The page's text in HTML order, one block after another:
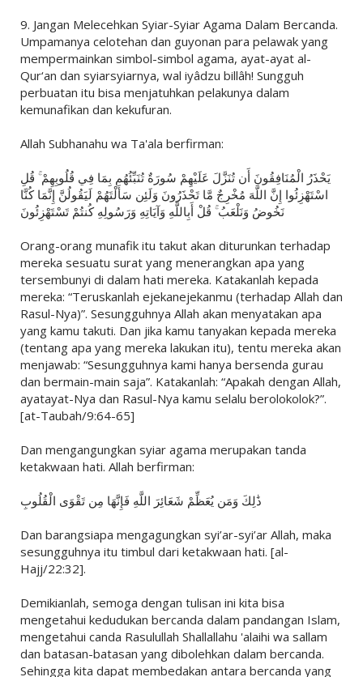
9. Jangan Melecehkan Syiar-Syiar Agama Dalam Bercanda.
Umpamanya celotehan dan guyonan para pelawak yang
mempermainkan simbol-simbol agama, ayat-ayat al-
Qur‘an dan syiarsyiarnya, wal iyâdzu billâh! Sungguh
perbuatan itu bisa menjatuhkan pelakunya dalam
kemunafikan dan kekufuran.
Allah Subhanahu wa Ta'ala berfirman:
يَحْذَرُ الْمُنَافِقُونَ أَن تُنَزَّلَ عَلَيْهِمْ سُورَةٌ تُنَبِّئُهُم بِمَا فِي قُلُوبِهِمْ ۚ قُلِ
اسْتَهْزِئُوا إِنَّ اللَّهَ مُخْرِجٌ مَّا تَحْذَرُونَ وَلَئِن سَأَلْتَهُمْ لَيَقُولُنَّ إِنَّمَا كُنَّا
نَخُوضُ وَنَلْعَبُ ۚ قُلْ أَبِاللَّهِ وَآيَاتِهِ وَرَسُولِهِ كُنتُمْ تَسْتَهْزِئُونَ
Orang-orang munafik itu takut akan diturunkan terhadap
mereka sesuatu surat yang menerangkan apa yang
tersembunyi di dalam hati mereka. Katakanlah kepada
mereka: “Teruskanlah ejekanejekanmu (terhadap Allah dan
Rasul-Nya)”. Sesungguhnya Allah akan menyatakan apa
yang kamu takuti. Dan jika kamu tanyakan kepada mereka
(tentang apa yang mereka lakukan itu), tentu mereka akan
menjawab: “Sesungguhnya kami hanya bersenda gurau
dan bermain-main saja”. Katakanlah: “Apakah dengan Allah,
ayatayat-Nya dan Rasul-Nya kamu selalu berolokolok?”.
[at-Taubah/9:64-65]
Dan mengangungkan syiar agama merupakan tanda
ketakwaan hati. Allah berfirman:
ذَٰلِكَ وَمَن يُعَظِّمْ شَعَائِرَ اللَّهِ فَإِنَّهَا مِن تَقْوَى الْقُلُوبِ
Dan barangsiapa mengagungkan syi’ar-syi’ar Allah, maka
sesungguhnya itu timbul dari ketakwaan hati. [al-
Hajj/22:32].
Demikianlah, semoga dengan tulisan ini kita bisa
mengetahui kedudukan bercanda dalam pandangan Islam,
mengetahui canda Rasulullah Shallallahu 'alaihi wa sallam
dan batasan-batasan yang dibolehkan dalam bercanda.
Sehingga kita dapat membedakan antara bercanda yang